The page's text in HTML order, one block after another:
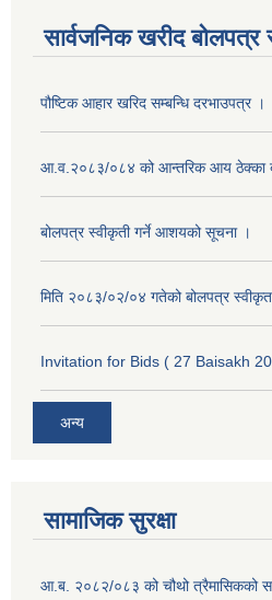
सार्वजनिक खरीद बोलपत्र
पौष्टिक आहार खरिद सम्बन्धि दरभाउपत्र ।
आ.व.२०८३/०८४ को आन्तरिक आय ठेक्का
बोलपत्र स्वीकृती गर्ने आशयको सूचना ।
मिति २०८३/०२/०४ गतेको बोलपत्र
Invitation for Bids ( 27 Baisakh
अन्य
सामाजिक सुरक्षा
आ.ब. २०८२/०८३ को चौथो त्रैमासिकको